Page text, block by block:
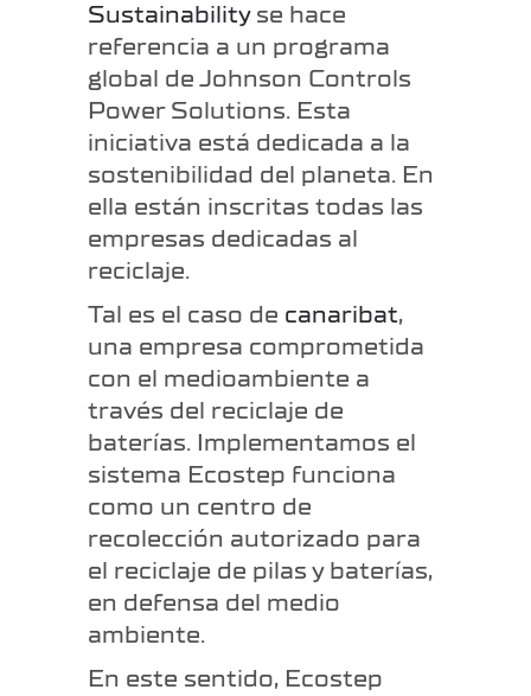
Sustainability se hace
referencia a un programa
global de Johnson Controls
Power Solutions. Esta
iniciativa está dedicada a la
sostenibilidad del planeta. En
ella están inscritas todas las
empresas dedicadas al
reciclaje.
Tal es el caso de canaribat,
una empresa comprometida
con el medioambiente a
través del reciclaje de
baterías. Implementamos el
sistema Ecostep funciona
como un centro de
recolección autorizado para
el reciclaje de pilas y baterías,
en defensa del medio
ambiente.
En este sentido, Ecostep